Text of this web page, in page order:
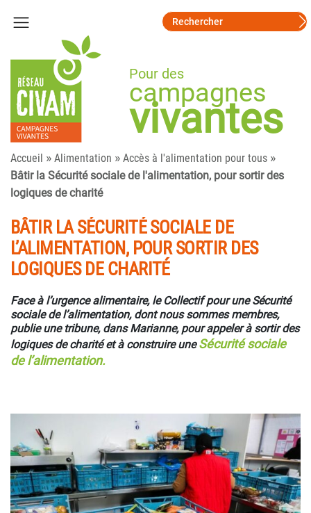
Pour des
campagnes
vivantes
Accueil » Alimentation » Accès à l'alimentation pour tous »
Bâtir la Sécurité sociale de l'alimentation, pour sortir des
logiques de charité
BÂTIR LA SÉCURITÉ SOCIALE DE
L’ALIMENTATION, POUR SORTIR DES
LOGIQUES DE CHARITÉ
Face à l’urgence alimentaire, le Collectif pour une Sécurité
sociale de l’alimentation, dont nous sommes membres,
publie une tribune, dans Marianne, pour appeler à sortir des
logiques de charité et à construire uneSécurité sociale
de l’alimentation.